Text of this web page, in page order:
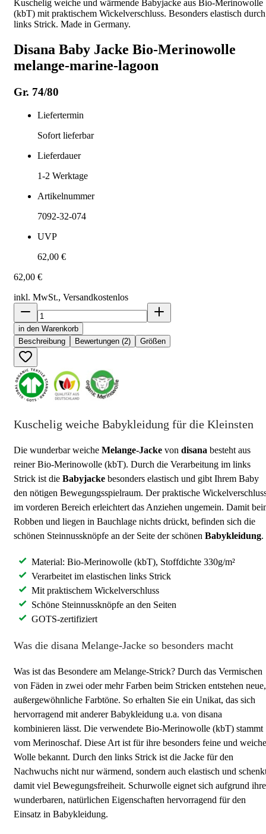
Kuschelig weiche und wärmende Babyjacke aus Bio-Merinowolle
(kbT) mit praktischem Wickelverschluss. Besonders elastisch durch
links Strick. Made in Germany.
Disana Baby Jacke Bio-Merinowolle
melange-marine-lagoon
Gr. 74/80
Liefertermin
Sofort lieferbar
Lieferdauer
1-2 Werktage
Artikelnummer
7092-32-074
UVP
62,00 €
62,00 €
inkl. MwSt., Versandkostenlos
in den Warenkorb
Beschreibung
Bewertungen (2) Größen
Kuschelig weiche Babykleidung für die Kleinsten
Die wunderbar weiche Melange-Jacke von disana besteht aus
reiner Bio-Merinowolle (kbT). Durch die Verarbeitung im links
Strick ist die Babyjacke besonders elastisch und gibt Ihrem Baby
den nötigen Bewegungsspielraum. Der praktische
im vorderen Bereich erleichtert das Anziehen ungemein. Damit
Robben und liegen in Bauchlage nichts drückt, befinden sich die
schönen Steinnussknöpfe an der Seite der schönen Babykleidung.
Material: Bio-Merinowolle (kbT), Stoffdichte 330g/m²
Verarbeitet im elastischen links Strick
Mit praktischem Wickelverschluss
Schöne Steinnussknöpfe an den Seiten
GOTS-zertifiziert
Was die disana Melange-Jacke so besonders macht
Was ist das Besondere am Melange-Strick? Durch das Vermischen
von Fäden in zwei oder mehr Farben beim Stricken entstehen neue,
außergewöhnliche Farbtöne. So erhalten Sie ein Unikat, das sich
hervorragend mit anderer Babykleidung u.a. von disana
kombinieren lässt. Die verwendete Bio-Merinowolle (kbT) stammt
vom Merinoschaf. Diese Art ist für ihre besonders feine und weiche
Wolle bekannt. Durch den links Strick ist die Jacke für den
Nachwuchs nicht nur wärmend, sondern auch elastisch und
damit viel Bewegungsfreiheit. Schurwolle eignet sich aufgrund
wunderbaren, natürlichen Eigenschaften hervorragend für den
Einsatz in Babykleidung.